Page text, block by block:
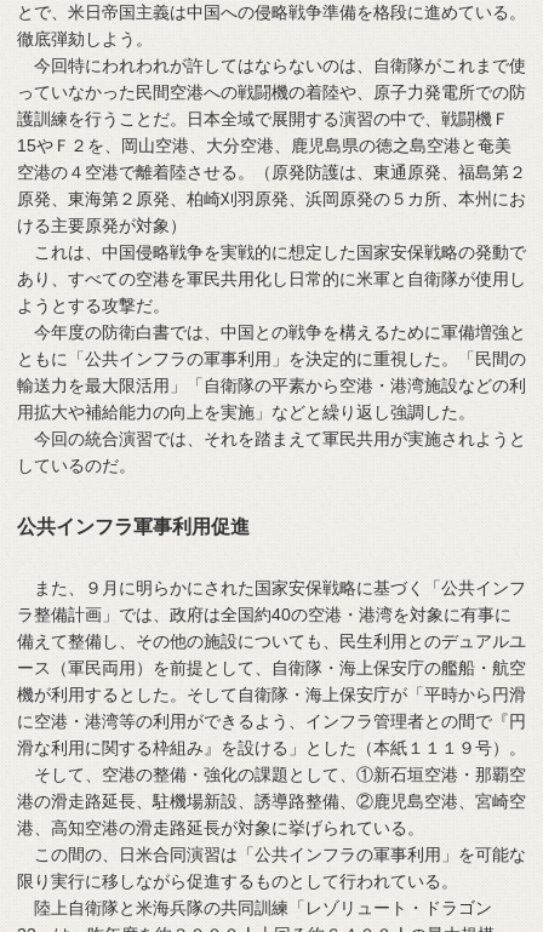
とで、米日帝国主義は中国への侵略戦争準備を格段に進めている。
徹底弾劾しよう。
今回特にわれわれが許してはならないのは、自衛隊がこれまで使
っていなかった民間空港への戦闘機の着陸や、原子力発電所での防
護訓練を行うことだ。日本全域で展開する演習の中で、戦闘機Ｆ
15やＦ２を、岡山空港、大分空港、鹿児島県の徳之島空港と奄美
空港の４空港で離着陸させる。（原発防護は、東通原発、福島第２
原発、東海第２原発、柏崎刈羽原発、浜岡原発の５カ所、本州にお
ける主要原発が対象）
これは、中国侵略戦争を実戦的に想定した国家安保戦略の発動で
あり、すべての空港を軍民共用化し日常的に米軍と自衛隊が使用し
ようとする攻撃だ。
今年度の防衛白書では、中国との戦争を構えるために軍備増強と
ともに「公共インフラの軍事利用」を決定的に重視した。「民間の
輸送力を最大限活用」「自衛隊の平素から空港・港湾施設などの利
用拡大や補給能力の向上を実施」などと繰り返し強調した。
今回の統合演習では、それを踏まえて軍民共用が実施されようと
しているのだ。
公共インフラ軍事利用促進
また、９月に明らかにされた国家安保戦略に基づく「公共インフ
ラ整備計画」では、政府は全国約40の空港・港湾を対象に有事に
備えて整備し、その他の施設についても、民生利用とのデュアルユ
ース（軍民両用）を前提として、自衛隊・海上保安庁の艦船・航空
機が利用するとした。そして自衛隊・海上保安庁が「平時から円滑
に空港・港湾等の利用ができるよう、インフラ管理者との間で『円
滑な利用に関する枠組み』を設ける」とした（本紙１１１９号）。
そして、空港の整備・強化の課題として、①新石垣空港・那覇空
港の滑走路延長、駐機場新設、誘導路整備、②鹿児島空港、宮崎空
港、高知空港の滑走路延長が対象に挙げられている。
この間の、日米合同演習は「公共インフラの軍事利用」を可能な
限り実行に移しながら促進するものとして行われている。
陸上自衛隊と米海兵隊の共同訓練「レゾリュート・ドラゴン